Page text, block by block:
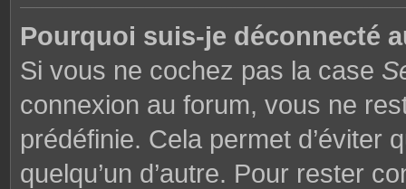
Pourquoi suis-je déconnecté
Si vous ne cochez pas la case
connexion au forum, vous ne
prédéfinie. Cela permet d’éviter
quelqu’un d’autre. Pour rester